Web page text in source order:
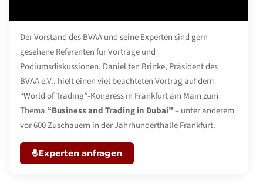
Der Vorstand des BVAA und seine Experten sind gern
gesehene Referenten für Vorträge und
Podiumsdiskussionen. Daniel ten Brinke, Präsident des
BVAA e.V., hielt einen viel beachteten Vortrag auf dem
“World of Trading”-Kongress in Frankfurt am Main zum
Thema “Business and Trading in Dubai”– unter anderem
vor 600 Zuschauern in der Jahrhunderthalle Frankfurt.
Experten anfragen